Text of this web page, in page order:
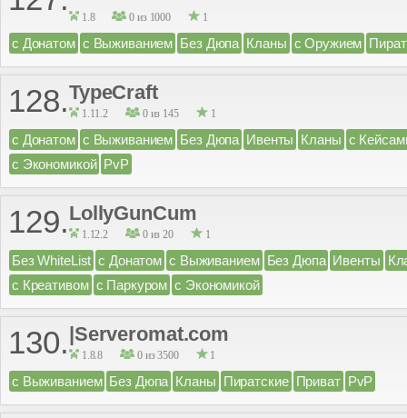
1.8 0 из 1000 1
с Донатом с Выживанием Без Дюпа Кланы с Оружием
128.TypeCraft
1.11.2 0 из 145 1
с Донатом с Выживанием Без Дюпа Ивенты Кланы с
с Экономикой PvP
129.LollyGunCum
1.12.2 0 из 20 1
Без WhiteList с Донатом с Выживанием Без Дюпа Ивенты
с Креативом с Паркуром с Экономикой
130.|Serveromat.com
1.8.8 0 из 3500 1
с Выживанием Без Дюпа Кланы Пиратские Приват PvP